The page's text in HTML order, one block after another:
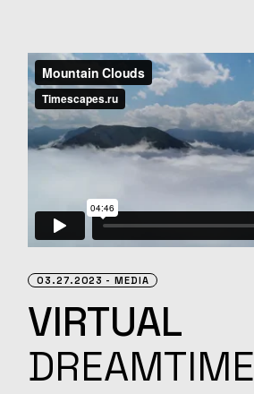
03.27.2023 MEDIA
VIRTUAL
DREAMTIME